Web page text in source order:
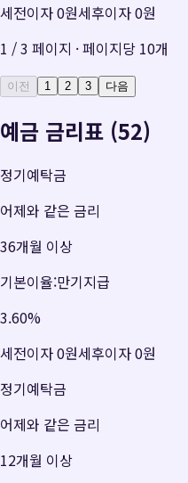
세전이자0원세후이자0원
1 /3 페이지 · 페이지당 10개
이전 1 2 3 다음
예금 금리표 (52)
정기예탁금
어제와 같은 금리
36개월 이상
기본이율:만기지급
3.60%
세전이자0원세후이자0원
정기예탁금
어제와 같은 금리
12개월 이상